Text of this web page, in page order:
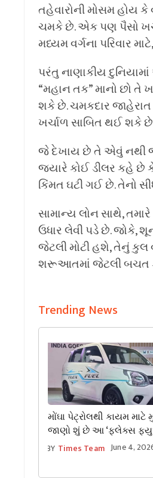
તહેવારોની મોસમ હોય કે
ચમકે છે. એક પણ પૈસો
મધ્યમ વર્ગના પરિવાર
પરંતુ નાણાકીય
“મહાન તક” માનો છો તે
શકે છે. ચમકદાર
ખર્ચાળ સાબિત થઈ શકે
જે દેખાય છે તે એવું નથી
જ્યારે કોઈ ડીલર કહે છે
કિંમત ઘટી ગઈ છે. તેનો
સામાન્ય લોન સાથે,
ઉધાર લેવી પડે છે. જોકે,
જેટલી મોટી હશે, તેનું કુલ
શરૂઆતમાં જેટલી બચત
Trending News
મોંઘા પેટ્રોલથી કાયમ માટે
જાણો શું છે આ ‘ફ્લેક્સ
ટેક્નોલોજી, જે પેટ્રોલને
BY Times Team June 4,